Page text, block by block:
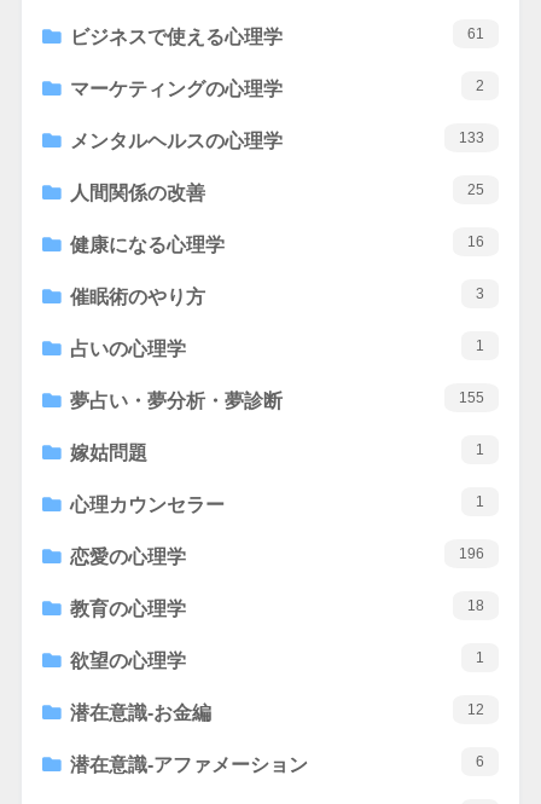
ビジネスで使える心理学 61
マーケティングの心理学 2
メンタルヘルスの心理学 133
人間関係の改善 25
健康になる心理学 16
催眠術のやり方 3
占いの心理学 1
夢占い・夢分析・夢診断 155
嫁姑問題 1
心理カウンセラー 1
恋愛の心理学 196
教育の心理学 18
欲望の心理学 1
潜在意識-お金編 12
潜在意識-アファメーション 6